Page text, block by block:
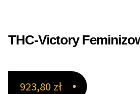
Max THC 21% i Więcej
THC-Victory
923,80 zł